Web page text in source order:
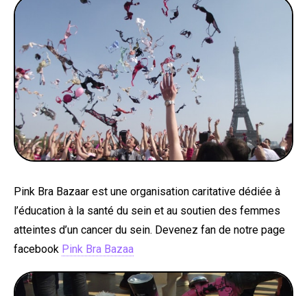
Pink Bra Bazaar est une organisation caritative dédiée à
l’éducation à la santé du sein et au soutien des femmes
atteintes d’un cancer du sein. Devenez fan de notre page
facebook Pink Bra Bazaa